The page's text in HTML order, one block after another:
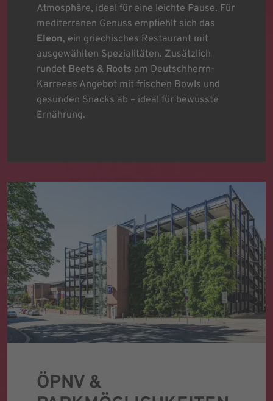
Atmosphäre, ideal für eine leichte Pause. Für
mediterranen Genuss empfiehlt sich das
Eleon, ein griechisches Restaurant mit
ausgewählten Spezialitäten. Zusätzlich
rundet Beets & Roots am Deutschherrn-
Karreeas Angebot mit frischen Bowls und
gesunden Snacks ab – ideal für bewusste
Ernährung.
ÖPNV &